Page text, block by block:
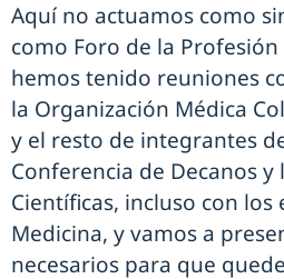
Aquí no actuamos como
como Foro de la Profesión
hemos tenido reuniones
la Organización Médica
y el resto de integrantes
Conferencia de Decanos y
Científicas, incluso con los
Medicina, y vamos a
necesarios para que